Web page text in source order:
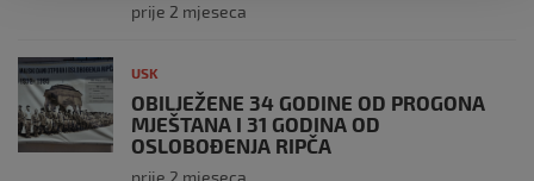
prije 2 mjeseca
USK
OBILJEŽENE 34 GODINE OD PROGONA
MJEŠTANA I 31 GODINA OD
OSLOBOĐENJA RIPČA
prije 2 mjeseca